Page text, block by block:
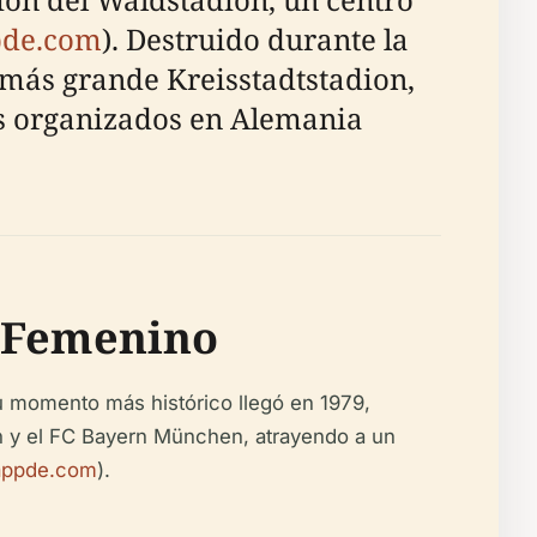
). Destruido durante la
grande Kreisstadtstadion,
en Alemania
más histórico llegó en 1979,
el FC Bayern München, atrayendo a un
).